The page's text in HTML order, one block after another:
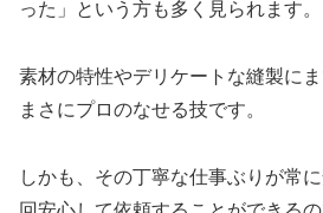
った」という方も多く見られます。
素材の特性やデリケートな縫製に
まさにプロのなせる技です。
しかも、その丁寧な仕事ぶりが常